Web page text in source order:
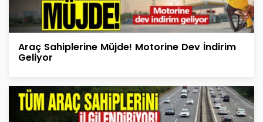
Araç Sahiplerine Müjde! Motorine Dev İndirim
Geliyor